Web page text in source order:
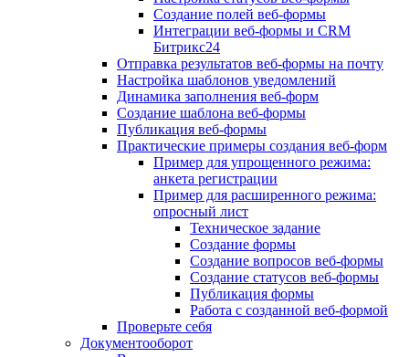
Создание полей веб-формы
Интеграции веб-формы и CRM
Битрикс24
Отправка результатов веб-формы на почту
Настройка шаблонов уведомлений
Динамика заполнения веб-форм
Создание шаблона веб-формы
Публикация веб-формы
Практические примеры создания веб-форм
Пример для упрощенного режима:
анкета регистрации
Пример для расширенного режима:
опросный лист
Техническое задание
Создание формы
Создание вопросов веб-формы
Создание статусов веб-формы
Публикация формы
Работа с созданной веб-формой
Проверьте себя
Документооборот